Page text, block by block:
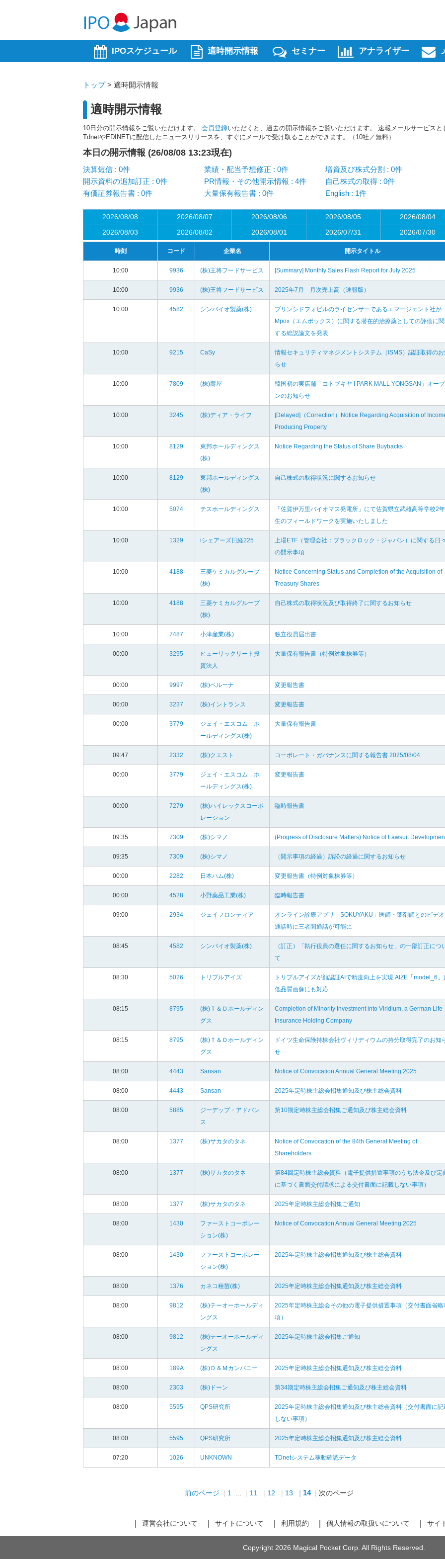
IPOスケジュール 適時開示情報 セミナー アナライザー
トップ> 適時開示情報
適時開示情報
10日分の開示情報をご覧いただけます。 会員登録いただくと、過去の開示情報をご覧いただけます。 速報メールサービスと
TdnetやEDINETに配信したニュースリリースを、すぐにメールで受け取ることができます。（10社／無料）
本日の開示情報 (26/08/08 13:23現在)
決算短信 : 0件 業績・配当予想修正 : 0件
増資及び株式分割 : 0件
開示資料の追加訂正 : 0件
PR情報・その他開示情報 : 4件
自己株式の取得 : 0件
有価証券報告書 : 0件
大量保有報告書 : 0件 English : 1件
2026/08/08 2026/08/07 2026/08/06 2026/08/05
2026/08/04
2026/08/03
2026/08/02 2026/08/01 2026/07/31 2026/07/30
時刻 コード 企業名 開示タイトル
10:00 9936 (株)王将フードサービス [Summary] Monthly Sales Flash Report for July 2025
10:00 9936 (株)王将フードサービス 2025年7月 月次売上高（速報版）
10:00 4582 シンバイオ製薬(株)
ブリンシドフォビルのライセンサーであるエマージェント社が
Mpox（エムポックス）に関する潜在的治療薬としての評価に関
する総説論文を発表
10:00 9215 CaSy
情報セキュリティマネジメントシステム（ISMS）認証取得の
らせ
10:00 7809 (株)壽屋
韓国初の実店舗「コトブキヤ I PARK MALL YONGSAN」オープ
ンのお知らせ
10:00 3245 (株)ディア・ライフ
[Delayed]（Correction）Notice Regarding Acquisition of
Producing Property
10:00 8129
東邦ホールディングス
(株)
Notice Regarding the Status of Share Buybacks
10:00 8129
東邦ホールディングス
(株)
自己株式の取得状況に関するお知らせ
10:00 5074 テスホールディングス
「佐賀伊万里バイオマス発電所」にて佐賀県立武雄高等学校2年
生のフィールドワークを実施いたしました
10:00 1329 iシェアーズ日経225
上場ETF（管理会社：ブラックロック・ジャパン）に関する日
の開示事項
10:00 4188
三菱ケミカルグループ
(株)
Notice Concerning Status and Completion of the Acquisition of
Treasury Shares
10:00 4188
三菱ケミカルグループ
(株)
自己株式の取得状況及び取得終了に関するお知らせ
10:00 7487 小津産業(株) 独立役員届出書
00:00 3295
ヒューリックリート投
資法人
大量保有報告書（特例対象株券等）
00:00 9997 (株)ベルーナ 変更報告書
00:00 3237 (株)イントランス 変更報告書
00:00 3779
ジェイ・エスコム ホ
ールディングス(株)
大量保有報告書
09:47 2332 (株)クエスト コーポレート・ガバナンスに関する報告書 2025/08/04
00:00 3779
ジェイ・エスコム ホ
ールディングス(株)
変更報告書
00:00 7279
(株)ハイレックスコーポ
レーション
臨時報告書
09:35 7309 (株)シマノ (Progress of Disclosure Matters) Notice of Lawsuit
09:35 7309 (株)シマノ （開示事項の経過）訴訟の経過に関するお知らせ
00:00 2282 日本ハム(株) 変更報告書（特例対象株券等）
00:00 4528 小野薬品工業(株) 臨時報告書
09:00 2934 ジェイフロンティア
オンライン診療アプリ「SOKUYAKU」医師・薬剤師とのビデオ
通話時に三者間通話が可能に
08:45 4582 シンバイオ製薬(株)
（訂正）「執行役員の選任に関するお知らせ」の一部訂正につ
て
08:30 5026 トリプルアイズ
トリプルアイズが顔認証AIで精度向上を実現 AIZE「model_6」
低品質画像にも対応
08:15 8795
(株)Ｔ＆Ｄホールディン
グス
Completion of Minority Investment into Viridium, a German Life
Insurance Holding Company
08:15 8795
(株)Ｔ＆Ｄホールディン
グス
ドイツ生命保険持株会社ヴィリディウムの持分取得完了のお知
せ
08:00 4443 Sansan Notice of Convocation Annual General Meeting 2025
08:00 4443 Sansan 2025年定時株主総会招集通知及び株主総会資料
08:00 5885
ジーデップ・アドバン
ス
第10期定時株主総会招集ご通知及び株主総会資料
08:00 1377 (株)サカタのタネ
Notice of Convocation of the 84th General Meeting of
Shareholders
08:00 1377 (株)サカタのタネ
第84回定時株主総会資料（電子提供措置事項のうち法令及び定
に基づく書面交付請求による交付書面に記載しない事項）
08:00 1377 (株)サカタのタネ 2025年定時株主総会招集ご通知
08:00 1430
ファーストコーポレー
ション(株)
Notice of Convocation Annual General Meeting 2025
08:00 1430
ファーストコーポレー
ション(株)
2025年定時株主総会招集通知及び株主総会資料
08:00 1376 カネコ種苗(株) 2025年定時株主総会招集通知及び株主総会資料
08:00 9812
(株)テーオーホールディ
ングス
2025年定時株主総会その他の電子提供措置事項（交付書面省略
項）
08:00 9812
(株)テーオーホールディ
ングス
2025年定時株主総会招集ご通知
08:00 189A (株)Ｄ＆Ｍカンパニー 2025年定時株主総会招集通知及び株主総会資料
08:00 2303 (株)ドーン 第34期定時株主総会招集ご通知及び株主総会資料
08:00 5595 QPS研究所
2025年定時株主総会招集通知及び株主総会資料（交付書面に記
しない事項）
08:00 5595 QPS研究所 2025年定時株主総会招集通知及び株主総会資料
07:20 1026 UNKNOWN TDnetシステム稼動確認データ
前のページ 1 11 12 13 14 次のページ
運営会社について サイトについて 利用規約 個人情報の取扱いについて サイ
Copyright 2026 Magical Pocket Corp. All Rights Reserved.